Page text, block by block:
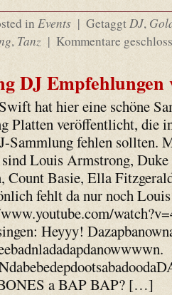
in Events | GetaggtDJ,
, Tanz | Kommentare
DJ
hat hier eine schöne
Platten veröffentlicht, die
Sammlung fehlen sollten.
Louis Armstrong, Duke
Count Basie, Ella
fehlt da nur noch
Heyyy!
a BAP BAP? […]